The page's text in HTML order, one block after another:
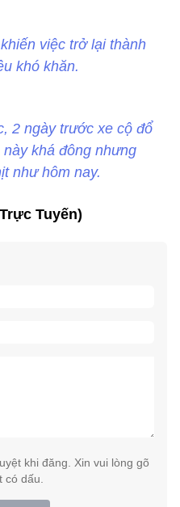
việc trở lại thành
khó khăn.
2 ngày trước xe cộ đổ
khá đông nhưng
như hôm nay.
Tuyến)
khi đăng. Xin vui lòng gõ
có dấu.